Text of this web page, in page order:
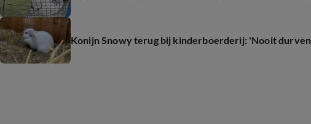
Konijn Snowy terug bij kinderboerderij: 'Nooit